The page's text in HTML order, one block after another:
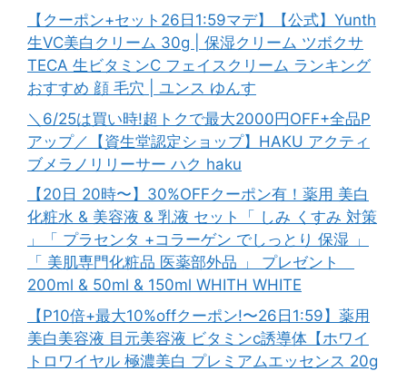
【クーポン+セット26日1:59マデ】【公式】Yunth
生VC美白クリーム 30g | 保湿クリーム ツボクサ
TECA 生ビタミンC フェイスクリーム ランキング
おすすめ 顔 毛穴 | ユンス ゆんす
＼6/25は買い時!超トクで最大2000円OFF+全品P
アップ／【資生堂認定ショップ】HAKU アクティ
ブメラノリリーサー ハク haku
【20日 20時〜】30%OFFクーポン有！薬用 美白
化粧水 & 美容液 & 乳液 セット「 しみ くすみ 対策
」「 プラセンタ +コラーゲン でしっとり 保湿 」
「 美肌専門化粧品 医薬部外品 」 プレゼント
200ml & 50ml & 150ml WHITH WHITE
【P10倍+最大10%offクーポン!〜26日1:59】薬用
美白美容液 目元美容液 ビタミンc誘導体【ホワイ
トロワイヤル 極濃美白 プレミアムエッセンス 20g